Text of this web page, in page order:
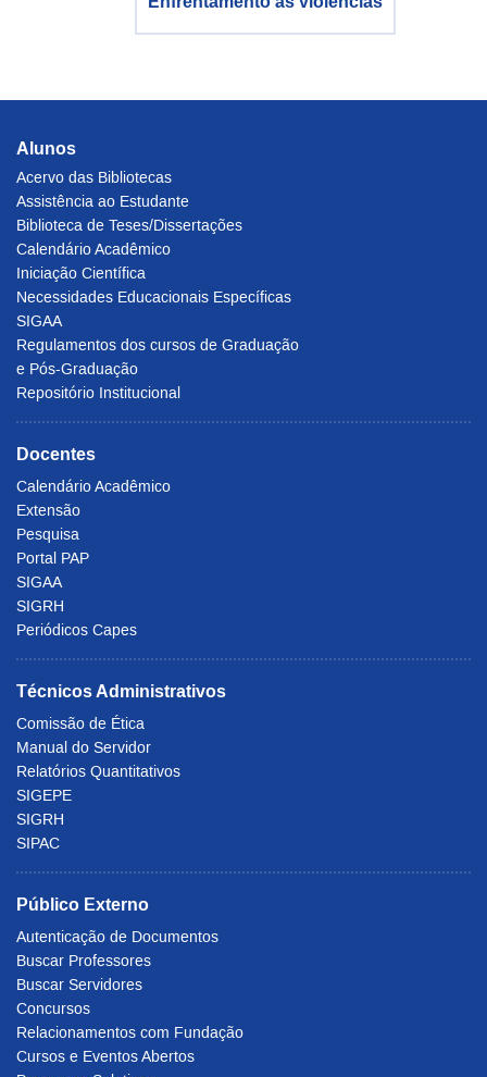
Alunos
Acervo das Bibliotecas
Assistência ao Estudante
Biblioteca de Teses/Dissertações
Calendário Acadêmico
Iniciação Científica
Necessidades Educacionais Específicas
SIGAA
Regulamentos dos cursos de Graduação
e Pós-Graduação
Repositório Institucional
Docentes
Calendário Acadêmico
Extensão
Pesquisa
Portal PAP
SIGAA
SIGRH
Periódicos Capes
Técnicos Administrativos
Comissão de Ética
Manual do Servidor
Relatórios Quantitativos
SIGEPE
SIGRH
SIPAC
Público Externo
Autenticação de Documentos
Buscar Professores
Buscar Servidores
Concursos
Relacionamentos com Fundação
Cursos e Eventos Abertos